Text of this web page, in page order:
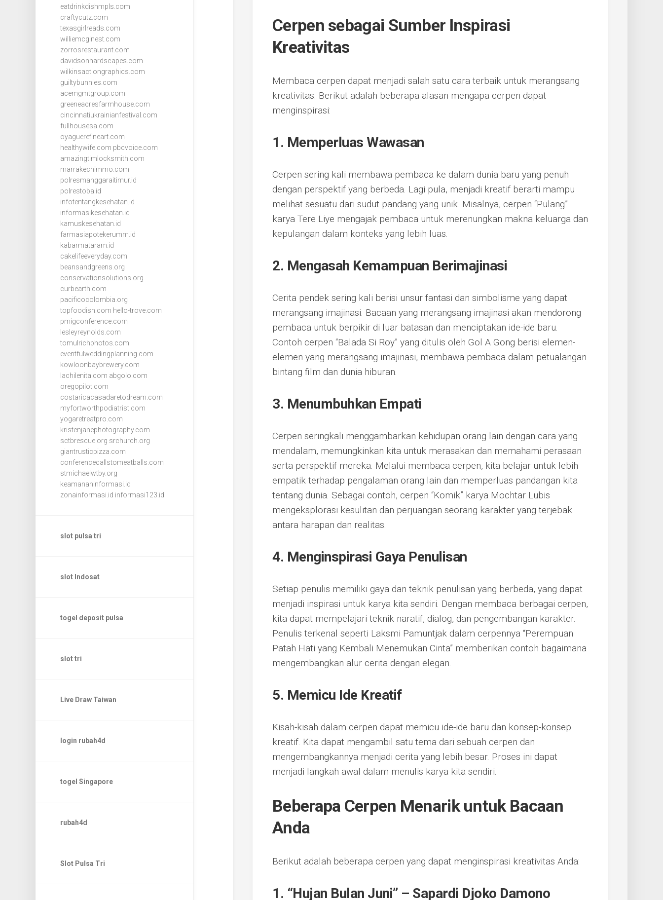
eatdrinkdishmpls.com
craftycutz.com
texasgirlreads.com
williemcginest.com
zorrosrestaurant.com
davidsonhardscapes.com
wilkinsactiongraphics.com
guiltybunnies.com
acemgmtgroup.com
greeneacresfarmhouse.com
cincinnatiukrainianfestival.com
fullhousesa.com
oyaguerefineart.com
healthywife.com pbcvoice.com
amazingtimlocksmith.com
marrakechimmo.com
polresmanggaraitimur.id
polrestoba.id
infotentangkesehatan.id
informasikesehatan.id
kamuskesehatan.id
farmasiapotekerumm.id
kabarmataram.id
cakelifeeveryday.com
beansandgreens.org
conservationsolutions.org
curbearth.com
pacificocolombia.org
topfoodish.com hello-trove.com
pmigconference.com
lesleyreynolds.com
tomulrichphotos.com
eventfulweddingplanning.com
kowloonbaybrewery.com
lachilenita.com abgolo.com
oregopilot.com
costaricacasadaretodream.com
myfortworthpodiatrist.com
yogaretreatpro.com
kristenjanephotography.com
sctbrescue.org srchurch.org
giantrusticpizza.com
conferencecallstomeatballs.com
stmichaelwtby.org
keamananinformasi.id
zonainformasi.id informasi123.id
slot pulsa tri
slot Indosat
togel deposit pulsa
slot tri
Live Draw Taiwan
login rubah4d
togel Singapore
rubah4d
Slot Pulsa Tri
Cerpen sebagai Sumber Inspirasi
Kreativitas
Membaca cerpen dapat menjadi salah satu cara terbaik untuk merangsang
kreativitas. Berikut adalah beberapa alasan mengapa cerpen dapat
menginspirasi:
1. Memperluas Wawasan
Cerpen sering kali membawa pembaca ke dalam dunia baru yang penuh
dengan perspektif yang berbeda. Lagi pula, menjadi kreatif berarti mampu
melihat sesuatu dari sudut pandang yang unik. Misalnya, cerpen “Pulang”
karya Tere Liye mengajak pembaca untuk merenungkan makna keluarga dan
kepulangan dalam konteks yang lebih luas.
2. Mengasah Kemampuan Berimajinasi
Cerita pendek sering kali berisi unsur fantasi dan simbolisme yang dapat
merangsang imajinasi. Bacaan yang merangsang imajinasi akan mendorong
pembaca untuk berpikir di luar batasan dan menciptakan ide-ide baru.
Contoh cerpen “Balada Si Roy” yang ditulis oleh Gol A Gong berisi elemen-
elemen yang merangsang imajinasi, membawa pembaca dalam petualangan
bintang film dan dunia hiburan.
3. Menumbuhkan Empati
Cerpen seringkali menggambarkan kehidupan orang lain dengan cara yang
mendalam, memungkinkan kita untuk merasakan dan memahami perasaan
serta perspektif mereka. Melalui membaca cerpen, kita belajar untuk lebih
empatik terhadap pengalaman orang lain dan memperluas pandangan kita
tentang dunia. Sebagai contoh, cerpen “Komik” karya Mochtar Lubis
mengeksplorasi kesulitan dan perjuangan seorang karakter yang terjebak
antara harapan dan realitas.
4. Menginspirasi Gaya Penulisan
Setiap penulis memiliki gaya dan teknik penulisan yang berbeda, yang dapat
menjadi inspirasi untuk karya kita sendiri. Dengan membaca berbagai cerpen,
kita dapat mempelajari teknik naratif, dialog, dan pengembangan karakter.
Penulis terkenal seperti Laksmi Pamuntjak dalam cerpennya “Perempuan
Patah Hati yang Kembali Menemukan Cinta” memberikan contoh bagaimana
mengembangkan alur cerita dengan elegan.
5. Memicu Ide Kreatif
Kisah-kisah dalam cerpen dapat memicu ide-ide baru dan konsep-konsep
kreatif. Kita dapat mengambil satu tema dari sebuah cerpen dan
mengembangkannya menjadi cerita yang lebih besar. Proses ini dapat
menjadi langkah awal dalam menulis karya kita sendiri.
Beberapa Cerpen Menarik untuk Bacaan
Anda
Berikut adalah beberapa cerpen yang dapat menginspirasi kreativitas Anda:
1. “Hujan Bulan Juni” – Sapardi Djoko Damono